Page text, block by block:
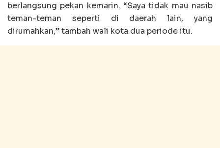
berlangsung pekan kemarin. “Saya tidak mau nasib
teman-teman seperti di daerah lain, yang
dirumahkan,” tambah wali kota dua periode itu.